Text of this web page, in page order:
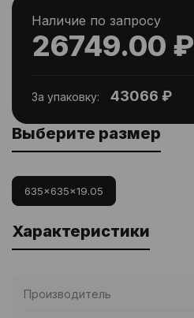
26749.00 ₽
Наличие по запросу
За упаковку: 43066 ₽
Выберите размер
635x635x19.05
Характеристики
Производитель